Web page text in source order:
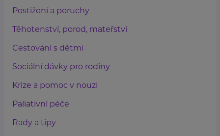
Postižení a poruchy
Těhotenství, porod, mateřství
Cestování s dětmi
Sociální dávky pro rodiny
Krize a pomoc v nouzi
Paliativní péče
Rady a tipy